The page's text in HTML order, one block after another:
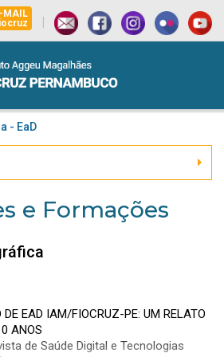
MAIL
|
- EaD
e Formações
DE EAD IAM/FIOCRUZ-PE: UM RELATO
ANOS
de Saúde Digital e Tecnologias